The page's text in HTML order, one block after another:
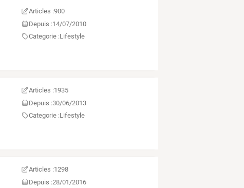
Articles :900
Depuis :14/07/2010
Categorie :Lifestyle
Articles :1935
Depuis :30/06/2013
Categorie :Lifestyle
Articles :1298
Depuis :28/01/2016